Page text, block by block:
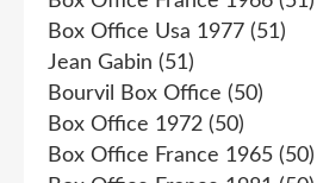
Box Office Usa 1977 (51)
Jean Gabin (51)
Bourvil Box Office (50)
Box Office 1972 (50)
Box Office France 1965 (50)